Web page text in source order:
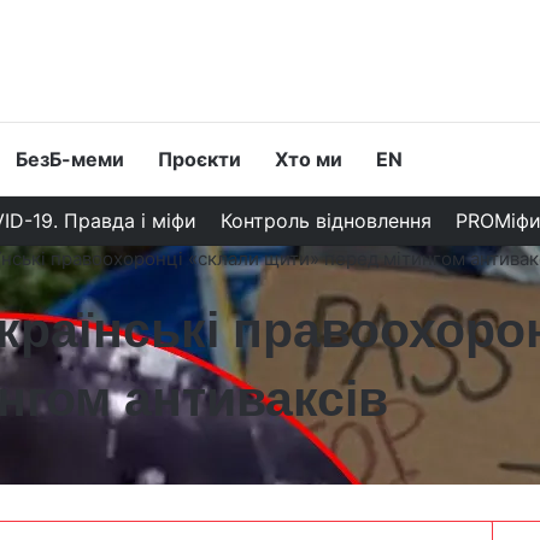
БезБ-меми Проєкти Хто ми EN
19. Правда і міфи Контроль відновлення PROМіфи
правоохоронці «склали щити» перед мітингом
антиваксів